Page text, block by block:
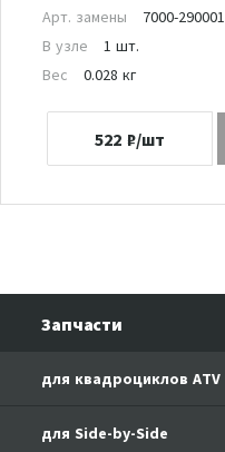
Арт. замены
7000-290001
В узле
1 шт.
Вес
0.028 кг
522 ₽/шт
Запчасти
для квадроциклов ATV
CFORCE 110 EFI
для Side-by-Side